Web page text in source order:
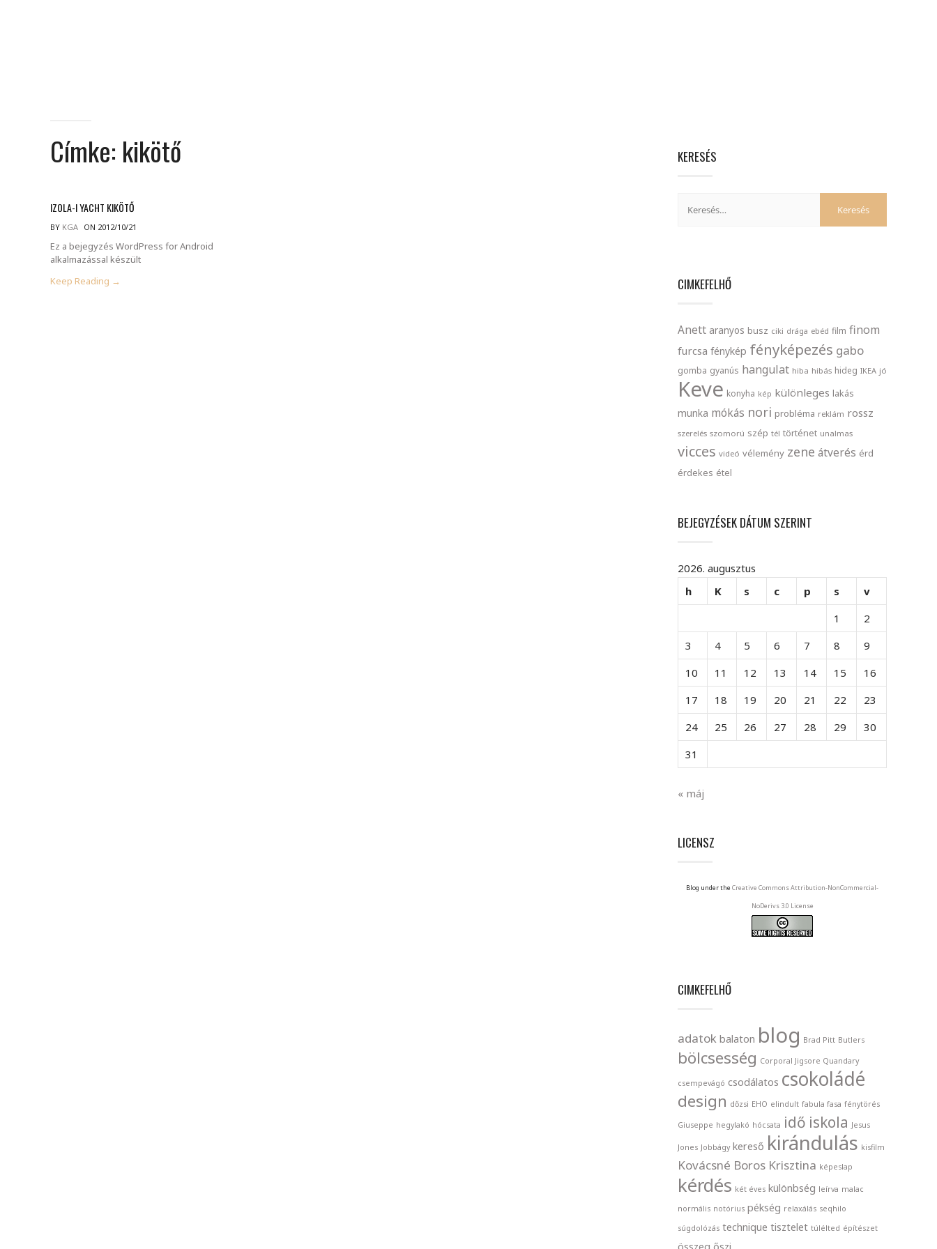
Címke: kikötő
IZOLA-I YACHT KIKÖTŐ
BY KGA ON 2012/10/21
Ez a bejegyzés WordPress for Android
alkalmazással készült
Keep Reading →
KERESÉS
CIMKEFELHŐ
Anett aranyos busz ciki drága ebéd film finom
furcsa fénykép fényképezés gabo
gomba gyanús hangulat hiba hibás hideg IKEA jó
Keve konyha kép különleges lakás
munka mókás nori probléma reklám rossz
szerelés szomorú szép tél történet unalmas
vicces videó vélemény zene átverés érd
érdekes étel
BEJEGYZÉSEK DÁTUM SZERINT
2026. augusztus
h
K s c p s
v
1
2
3
4 5 6 7 8
9
10
11 12 13 14 15
16
17
18 19 20 21 22
23
24
25 26 27 28 29
30
31
« máj
LICENSZ
Blog under the Creative Commons Attribution-NonCommercial-
NoDerivs 3.0 License
CIMKEFELHŐ
adatok balaton blog Brad Pitt Butlers
bölcsesség Corporal Jigsore Quandary
csempevágó csodálatos csokoládé
design dőzsi EHO elindult fabula fasa fénytörés
Giuseppe hegylakó hócsata idő iskola Jesus
Jones Jobbágy kereső kirándulás kisfilm
Kovácsné Boros Krisztina képeslap
kérdés két éves különbség leírva malac
normális notórius pékség relaxálás seqhilo
súgdolózás technique tisztelet túlélted építészet
összeg őszi